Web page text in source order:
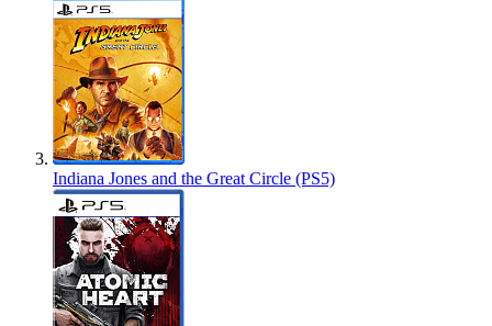
Indiana Jones and the Great Circle (PS5)